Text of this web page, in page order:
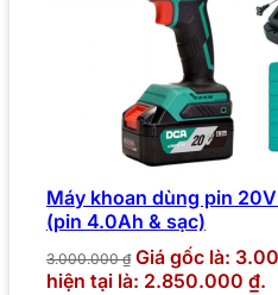
Máy khoan dùng pin
(pin 4.0Ah & sạc)
3.000.000₫ Giá gốc là:
hiện tại là: 2.850.000 ₫.